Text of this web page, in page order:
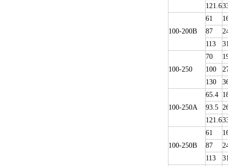
121.6
100-200B
61
87
113
100-250
70
100
130
100-250A
65.4
93.5
121.6
100-250B
61
87
113